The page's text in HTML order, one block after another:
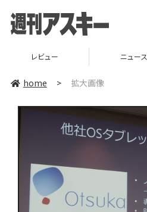
レビュー ニュース
home > 拡大画像